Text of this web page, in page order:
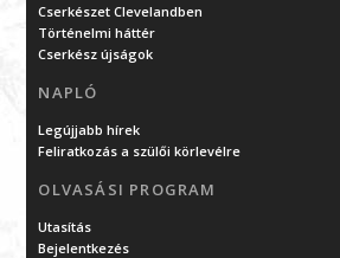
Cserkészet Clevelandben
Történelmi háttér
Cserkész újságok
NAPLÓ
Legújjabb hírek
Feliratkozás a szülői körlevélre
OLVASÁSI PROGRAM
Utasítás
Bejelentkezés